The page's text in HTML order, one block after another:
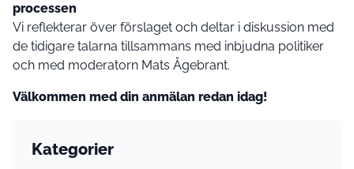
processen
Vi reflekterar över förslaget och deltar i diskussion med
de tidigare talarna tillsammans med inbjudna politiker
och med moderatorn Mats Ågebrant.
Välkommen med din anmälan redan idag!
Kategorier